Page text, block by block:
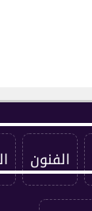
الفنون